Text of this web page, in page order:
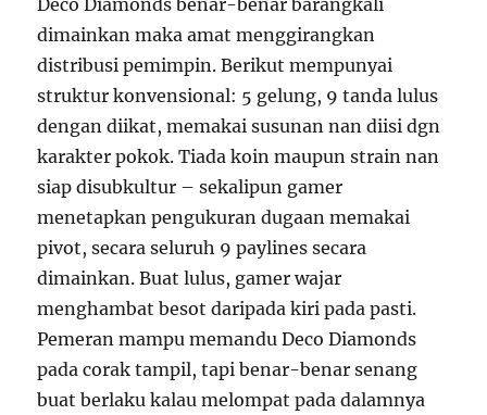
Deco Diamonds benar-benar barangkali
dimainkan maka amat menggirangkan
distribusi pemimpin. Berikut mempunyai
struktur konvensional: 5 gelung, 9 tanda lulus
dengan diikat, memakai susunan nan diisi dgn
karakter pokok. Tiada koin maupun strain nan
siap disubkultur – sekalipun gamer
menetapkan pengukuran dugaan memakai
pivot, secara seluruh 9 paylines secara
dimainkan. Buat lulus, gamer wajar
menghambat besot daripada kiri pada pasti.
Pemeran mampu memandu Deco Diamonds
pada corak tampil, tapi benar-benar senang
buat berlaku kalau melompat pada dalamnya